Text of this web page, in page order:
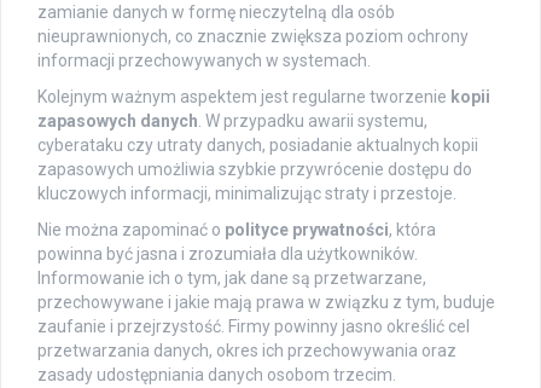
zamianie danych w formę nieczytelną dla osób
nieuprawnionych, co znacznie zwiększa poziom ochrony
informacji przechowywanych w systemach.
Kolejnym ważnym aspektem jest regularne tworzenie kopii
zapasowych danych . W przypadku awarii systemu,
cyberataku czy utraty danych, posiadanie aktualnych kopii
zapasowych umożliwia szybkie przywrócenie dostępu do
kluczowych informacji, minimalizując straty i przestoje.
Nie można zapominać o polityce prywatności, która
powinna być jasna i zrozumiała dla użytkowników.
Informowanie ich o tym, jak dane są przetwarzane,
przechowywane i jakie mają prawa w związku z tym, buduje
zaufanie i przejrzystość. Firmy powinny jasno określić cel
przetwarzania danych, okres ich przechowywania oraz
zasady udostępniania danych osobom trzecim.